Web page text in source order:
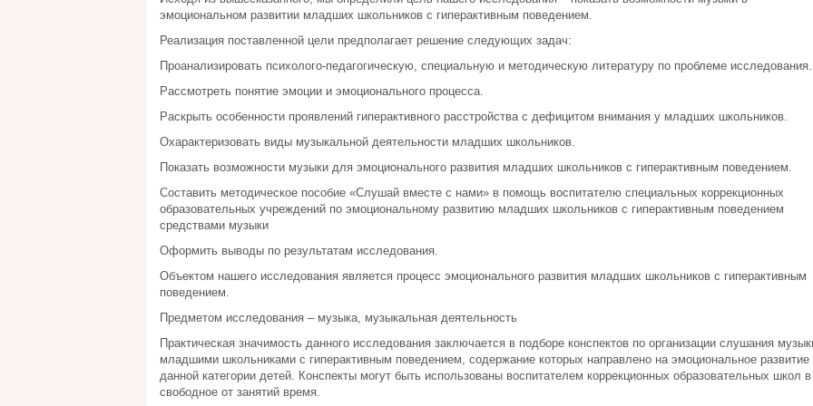
эмоциональном развитии младших школьников с гиперактивным поведением.
Реализация поставленной цели предполагает решение следующих задач:
Проанализировать психолого-педагогическую, специальную и методическую литературу по проблеме исследования.
Рассмотреть понятие эмоции и эмоционального процесса.
Раскрыть особенности проявлений гиперактивного расстройства с дефицитом внимания у младших школьников.
Охарактеризовать виды музыкальной деятельности младших школьников.
Показать возможности музыки для эмоционального развития младших школьников с гиперактивным поведением.
Составить методическое пособие «Слушай вместе с нами» в помощь воспитателю специальных коррекционных
образовательных учреждений по эмоциональному развитию младших школьников с гиперактивным поведением
средствами музыки
Оформить выводы по результатам исследования.
Объектом нашего исследования является процесс эмоционального развития младших школьников с гиперактивным
поведением.
Предметом исследования – музыка, музыкальная деятельность
Практическая значимость данного исследования заключается в подборе конспектов по организации слушания
младшими школьниками с гиперактивным поведением, содержание которых направлено на эмоциональное развитие
данной категории детей. Конспекты могут быть использованы воспитателем коррекционных образовательных школ в
свободное от занятий время.